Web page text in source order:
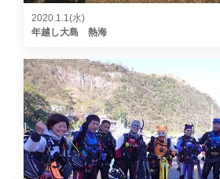
2020.1.1(水)
年越し大島 熱海